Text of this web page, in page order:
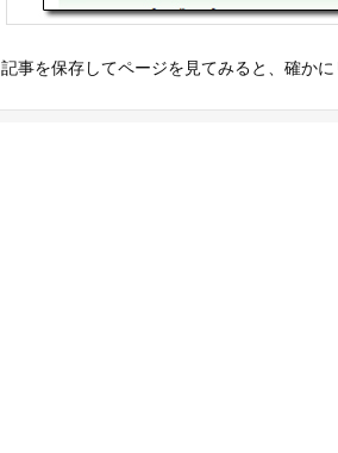
記事を保存してページを見てみると、確かに